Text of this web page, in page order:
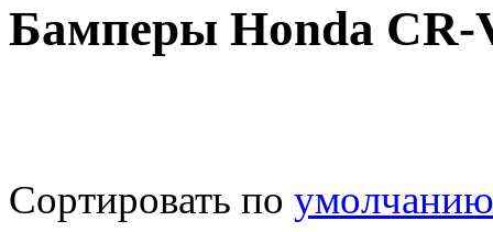
Бамперы Honda CR-
Сортировать по умолчанию